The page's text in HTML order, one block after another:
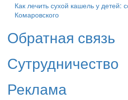
Как лечить сухой кашель у детей:
Комаровского
Обратная связь
Сутрудничество
Реклама